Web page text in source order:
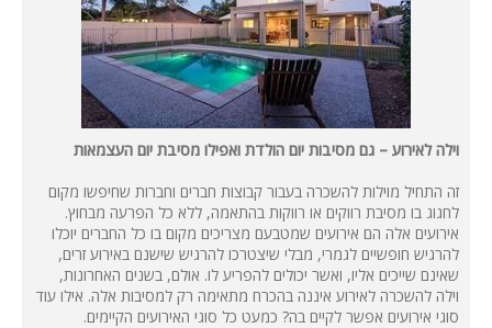
וילה לאירוע – גם מסיבות יום הולדת ואפילו מסיבת יום העצמאות
זה התחיל מוילות להשכרה בעבור קבוצות חברים וחברות שחיפשו מקום
לחגוג בו מסיבת רווקים או רווקות בהתאמה, ללא כל הפרעה מבחוץ.
אירועים אלה הם אירועים שמטבעם מצריכים מקום בו כל החברים יוכלו
להרגיש חופשיים לגמרי, מבלי שיצטרכו להרגיש שישנם באירוע זרים,
שאינם שייכים אליו, ואשר יכולים להפריע לו. אולם, בשנים האחרונות,
וילה להשכרה לאירוע איננה בהכרח מתאימה רק למסיבות אלה. אילו עוד
סוגי אירועים אפשר לקיים בה? כמעט כל סוגי האירועים הקיימים.